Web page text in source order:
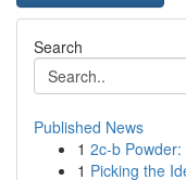
Search
Published News
1 2c-b
1 Picking the